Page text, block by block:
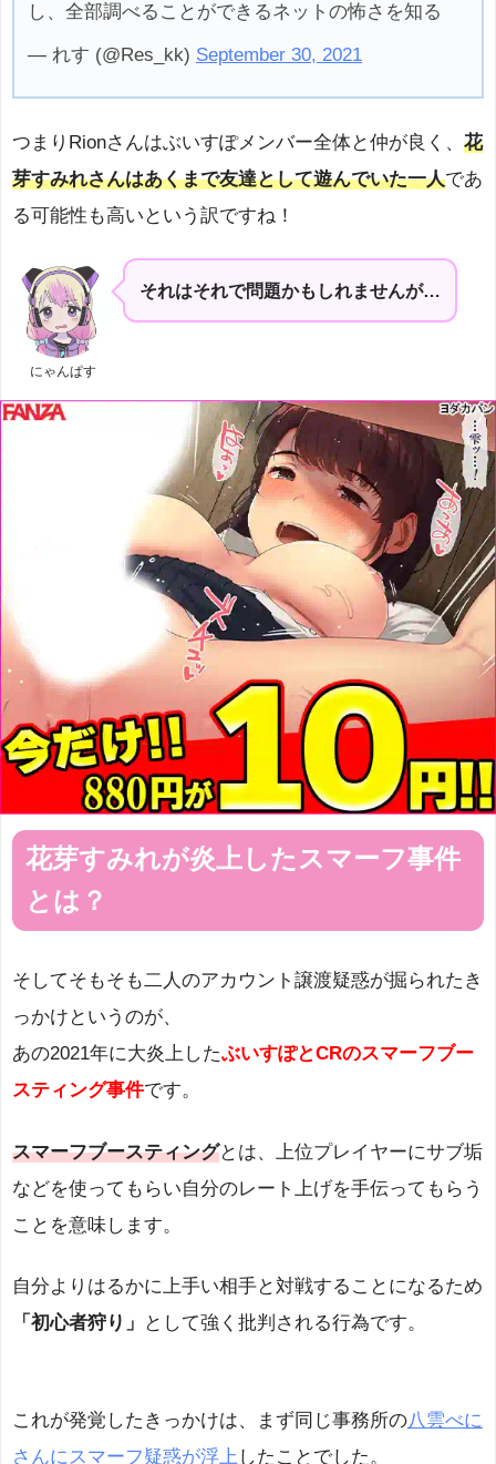
し、全部調べることができるネットの怖さを知る
— れす (@Res_kk) September 30, 2021
つまりRionさんはぶいすぽメンバー全体と仲が良く、 花
芽すみれさんはあくまで友達として遊んでいた一人であ
る可能性も高いという訳ですね！
にゃんぱす
それはそれで問題かもしれませんが…
花芽すみれが炎上したスマーフ事件
とは？
そしてそもそも二人のアカウント譲渡疑惑が掘られたき
っかけというのが、
あの2021年に大炎上したぶいすぽとCRのスマーフブー
スティング事件です。
スマーフブースティングとは、上位プレイヤーにサブ垢
などを使ってもらい自分のレート上げを手伝ってもらう
ことを意味します。
自分よりはるかに上手い相手と対戦することになるため
「初心者狩り」
として強く批判される行為です。
これが発覚したきっかけは、まず同じ事務所の八雲べに
さんにスマーフ疑惑が浮上 したことでした。